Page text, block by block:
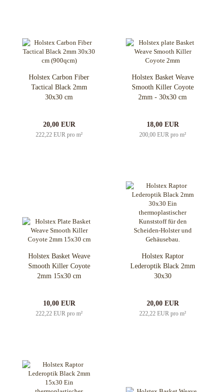
Holstex Carbon Fiber
Tactical Black 2mm
30x30 cm
20,00 EUR
222,22 EUR pro m²
Holstex Basket Weave
Smooth Killer Coyote
2mm - 30x30 cm
18,00 EUR
200,00 EUR pro m²
Holstex Basket Weave
Smooth Killer Coyote
2mm 15x30 cm
10,00 EUR
222,22 EUR pro m²
Holstex Raptor
Lederoptik Black 2mm
30x30
20,00 EUR
222,22 EUR pro m²